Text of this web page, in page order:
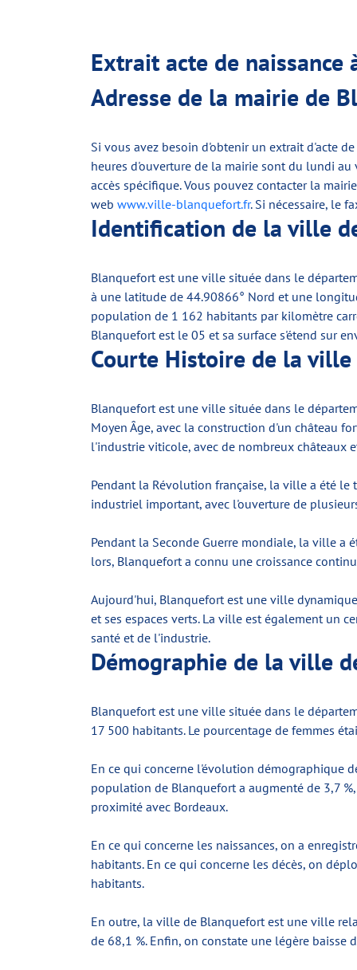
Extrait acte de
Adresse de la mairie de
Si vous avez besoin d'obtenir un extrait d'acte
heures d'ouverture de la mairie sont du lundi
accès spécifique. Vous pouvez contacter la
web www.ville-blanquefort.fr. Si nécessaire, le
Identification de la ville
Blanquefort est une ville située dans le
à une latitude de 44.90866° Nord et une
population de 1 162 habitants par kilomètre
Blanquefort est le 05 et sa surface s'étend sur
Courte Histoire de la
Blanquefort est une ville située dans le
Moyen Âge, avec la construction d'un château
l'industrie viticole, avec de nombreux châteaux
Pendant la Révolution française, la ville a été
industriel important, avec l'ouverture de
Pendant la Seconde Guerre mondiale, la ville a
lors, Blanquefort a connu une croissance
Aujourd'hui, Blanquefort est une ville
et ses espaces verts. La ville est également un
santé et de l'industrie.
Démographie de la ville
Blanquefort est une ville située dans le
17 500 habitants. Le pourcentage de femmes
En ce qui concerne l'évolution démographique
population de Blanquefort a augmenté de 3,7
proximité avec Bordeaux.
En ce qui concerne les naissances, on a
habitants. En ce qui concerne les décès, on
habitants.
En outre, la ville de Blanquefort est une ville
de 68,1 %. Enfin, on constate une légère